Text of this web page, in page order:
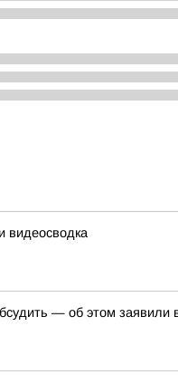
видеосводка
обсудить — об этом